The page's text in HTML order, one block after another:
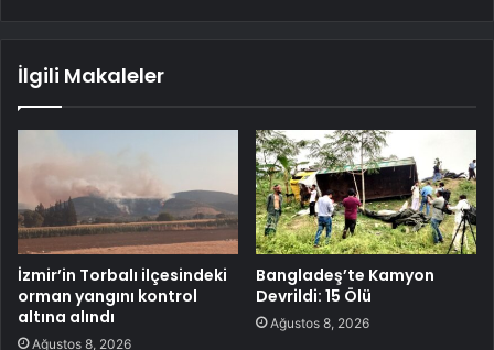
İlgili Makaleler
İzmir’in Torbalı ilçesindeki
orman yangını kontrol
altına alındı
Ağustos 8, 2026
Bangladeş’te Kamyon
Devrildi: 15 Ölü
Ağustos 8, 2026